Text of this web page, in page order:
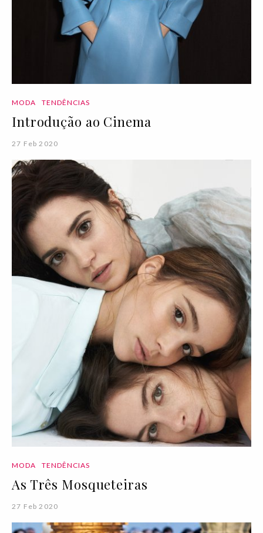
MODA TENDÊNCIAS
Introdução ao Cinema
27 Feb 2020
MODA TENDÊNCIAS
As Três Mosqueteiras
27 Feb 2020